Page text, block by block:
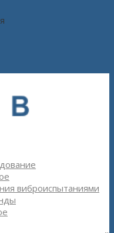
виброиспытаниями